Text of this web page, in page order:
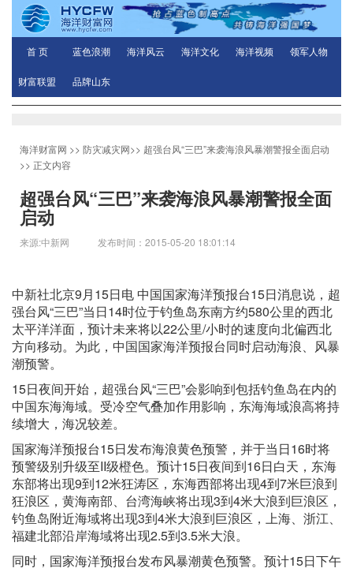
首 页 蓝色浪潮 海洋风云 海洋文化 海洋视频 领军人物
财富联盟 品牌山东
海洋财富网 >> 防灾减灾网>> 超强台风“三巴”来袭海浪风暴潮警报全面启动
>> 正文内容
超强台风“三巴”来袭海浪风暴潮警报全面
启动
来源:中新网 发布时间：2015-05-20 18:01:14
中新社北京9月15日电 中国国家海洋预报台15日消息说，超
强台风“三巴”当日14时位于钓鱼岛东南方约580公里的西北
太平洋洋面，预计未来将以22公里/小时的速度向北偏西北
方向移动。为此，中国国家海洋预报台同时启动海浪、风暴
潮预警。
15日夜间开始，超强台风“三巴”会影响到包括钓鱼岛在内的
中国东海海域。受冷空气叠加作用影响，东海海域浪高将持
续增大，海况较差。
国家海洋预报台15日发布海浪黄色预警，并于当日16时将
预警级别升级至II级橙色。预计15日夜间到16日白天，东海
东部将出现9到12米狂涛区，东海西部将出现4到7米巨浪到
狂浪区，黄海南部、台湾海峡将出现3到4米大浪到巨浪区，
钓鱼岛附近海域将出现3到4米大浪到巨浪区，上海、浙江、
福建北部沿岸海域将出现2.5到3.5米大浪。
同时，国家海洋预报台发布风暴潮黄色预警。预计15日下午